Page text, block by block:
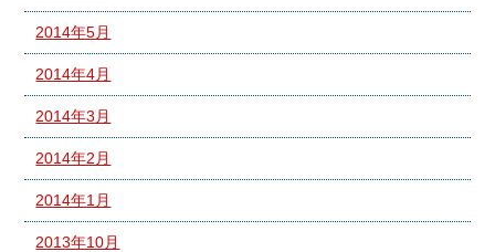
2014年5月
2014年4月
2014年3月
2014年2月
2014年1月
2013年10月